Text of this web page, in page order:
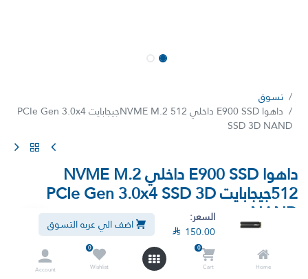
السعر:
 150.00 اضف الي عربه التسوق
Home
0
Cart
0
Wishlist
Account
تسوق
داهوا E900 SSD داخلي NVME M.2 512جيجابايت PCIe Gen 3.0x4
SSD 3D NAND
داهوا E900 SSD داخلي NVME M.2
512جيجابايت PCIe Gen 3.0x4 SSD 3D
NAND
وحدة تخزين SSD NVME M.2 SSD PCIe Gen 3.0x4 512GB 3D NAND